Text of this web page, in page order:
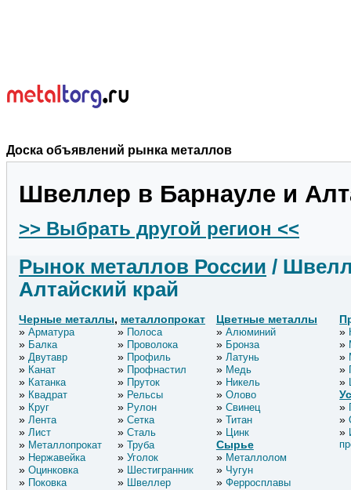
Доска объявлений рынка металлов
Швеллер в Барнауле и
>> Выбрать другой регион <<
Рынок металлов России /
Алтайский край
Черные металлы, металлопрокат
Арматура
Балка
Двутавр
Канат
Катанка
Квадрат
Круг
Лента
Лист
Металлопрокат
Нержавейка
Оцинковка
Поковка
Полоса
Проволока
Профиль
Профнастил
Пруток
Рельсы
Рулон
Сетка
Сталь
Труба
Уголок
Шестигранник
Швеллер
Цветные металлы
Алюминий
Бронза
Латунь
Медь
Никель
Олово
Свинец
Титан
Цинк
Сырье
Металлолом
Чугун
Ферросплавы